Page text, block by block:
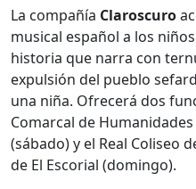
La compañía Claroscuro
musical español a los
historia que narra con
expulsión del pueblo
una niña. Ofrecerá dos
Comarcal de
(sábado) y el Real Coliseo
de El Escorial (domingo).